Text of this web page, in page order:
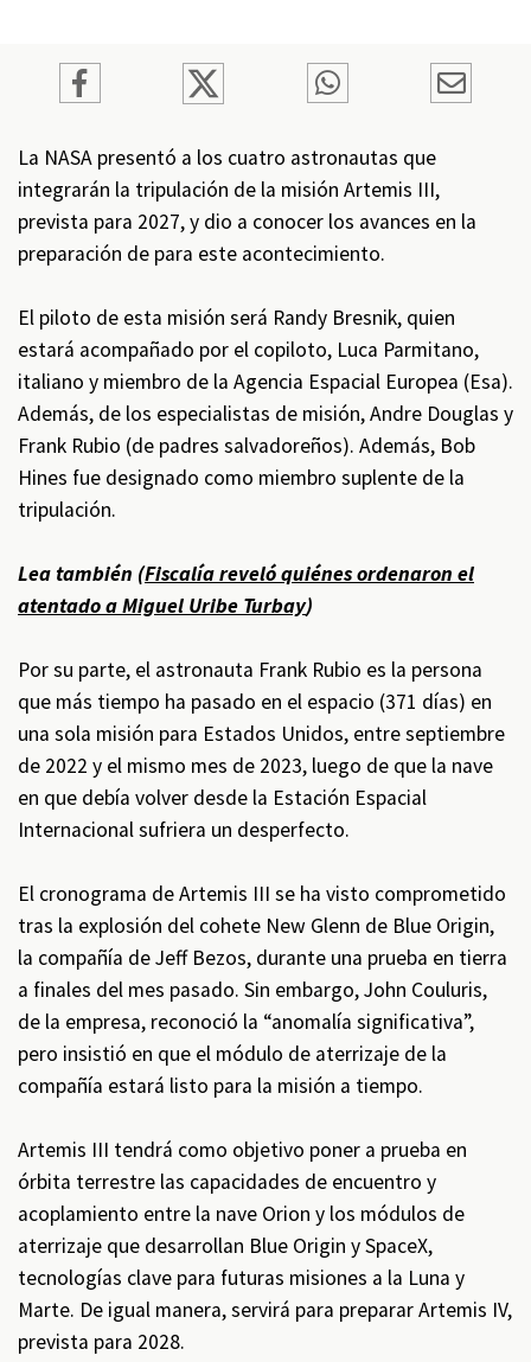
La NASA presentó a los cuatro astronautas que
integrarán la tripulación de la misión Artemis III,
prevista para 2027, y dio a conocer los avances en la
preparación de para este acontecimiento.
El piloto de esta misión será Randy Bresnik, quien
estará acompañado por el copiloto, Luca Parmitano,
italiano y miembro de la Agencia Espacial Europea (Esa).
Además, de los especialistas de misión, Andre Douglas y
Frank Rubio (de padres salvadoreños). Además, Bob
Hines fue designado como miembro suplente de la
tripulación.
Lea también (Fiscalía reveló quiénes ordenaron el
atentado a Miguel Uribe Turbay)
Por su parte, el astronauta Frank Rubio es la persona
que más tiempo ha pasado en el espacio (371 días) en
una sola misión para Estados Unidos, entre septiembre
de 2022 y el mismo mes de 2023, luego de que la nave
en que debía volver desde la Estación Espacial
Internacional sufriera un desperfecto.
El cronograma de Artemis III se ha visto comprometido
tras la explosión del cohete New Glenn de Blue Origin,
la compañía de Jeff Bezos, durante una prueba en tierra
a finales del mes pasado. Sin embargo, John Couluris,
de la empresa, reconoció la “anomalía significativa”,
pero insistió en que el módulo de aterrizaje de la
compañía estará listo para la misión a tiempo.
Artemis III tendrá como objetivo poner a prueba en
órbita terrestre las capacidades de encuentro y
acoplamiento entre la nave Orion y los módulos de
aterrizaje que desarrollan Blue Origin y SpaceX,
tecnologías clave para futuras misiones a la Luna y
Marte. De igual manera, servirá para preparar Artemis IV,
prevista para 2028.